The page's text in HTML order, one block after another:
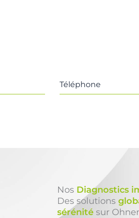
Téléphone
Nos Diagnostics
Des solutions
sérénité sur